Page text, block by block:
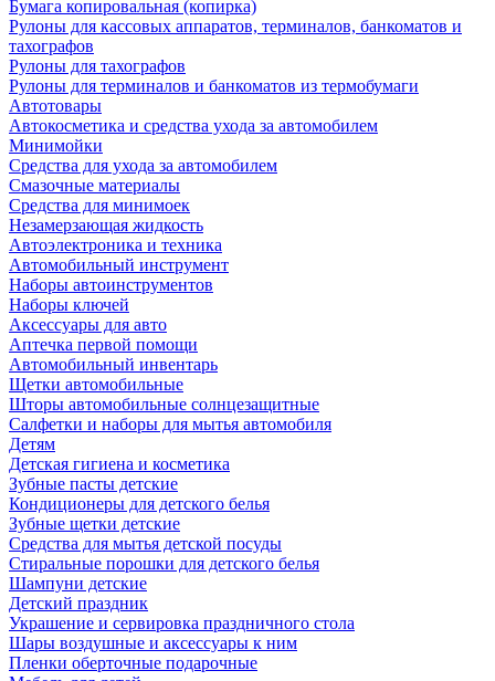
Бумага копировальная (копирка)
Рулоны для кассовых аппаратов, терминалов, банкоматов и
тахографов
Рулоны для тахографов
Рулоны для терминалов и банкоматов из термобумаги
Автотовары
Автокосметика и средства ухода за автомобилем
Минимойки
Средства для ухода за автомобилем
Смазочные материалы
Средства для минимоек
Незамерзающая жидкость
Автоэлектроника и техника
Автомобильный инструмент
Наборы автоинструментов
Наборы ключей
Аксессуары для авто
Аптечка первой помощи
Автомобильный инвентарь
Щетки автомобильные
Шторы автомобильные солнцезащитные
Салфетки и наборы для мытья автомобиля
Детям
Детская гигиена и косметика
Зубные пасты детские
Кондиционеры для детского белья
Зубные щетки детские
Средства для мытья детской посуды
Стиральные порошки для детского белья
Шампуни детские
Детский праздник
Украшение и сервировка праздничного стола
Шары воздушные и аксессуары к ним
Пленки оберточные подарочные